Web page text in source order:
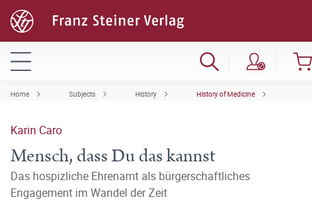
Home Subjects History History of Medicine
Karin Caro
Mensch, dass Du das kannst
Das hospizliche Ehrenamt als bürgerschaftliches
Engagement im Wandel der Zeit